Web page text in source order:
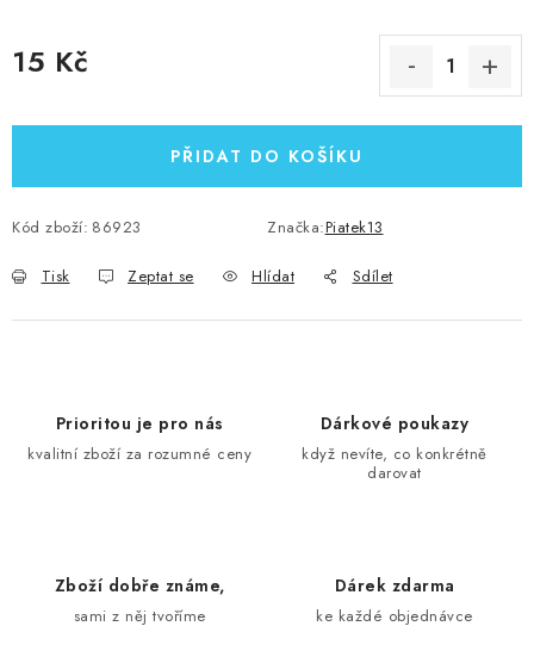
15 Kč
PŘIDAT DO KOŠÍKU
Kód zboží: 86923 Značka:Piatek13
Tisk Zeptat se Hlídat Sdílet
Prioritou je pro nás
kvalitní zboží za rozumné ceny
Dárkové poukazy
když nevíte, co konkrétně
darovat
Zboží dobře známe,
sami z něj tvoříme
Dárek zdarma
ke každé objednávce